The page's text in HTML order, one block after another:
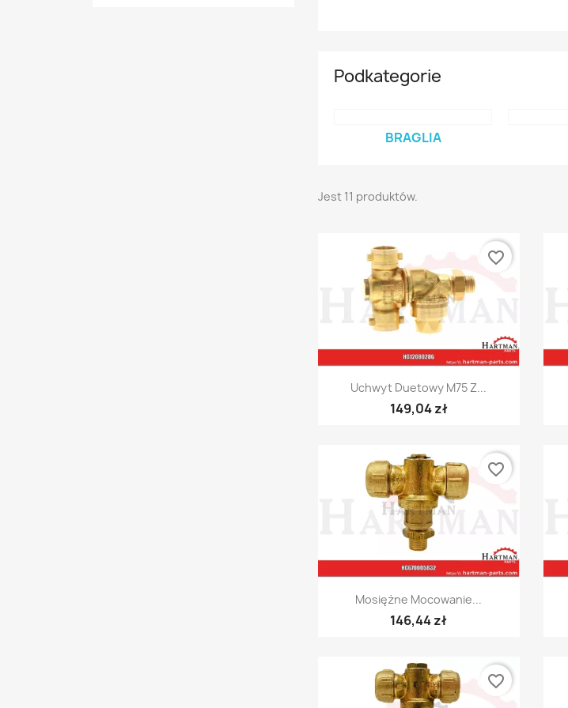
Podkategorie
BRAGLIA
Jest 11 produktów.
Szybki podgląd
Uchwyt Duetowy M75 Z...
149,04 zł
favorite_border
Szybki podgląd
Mosiężne Mocowanie...
146,44 zł
favorite_border
favorite_border